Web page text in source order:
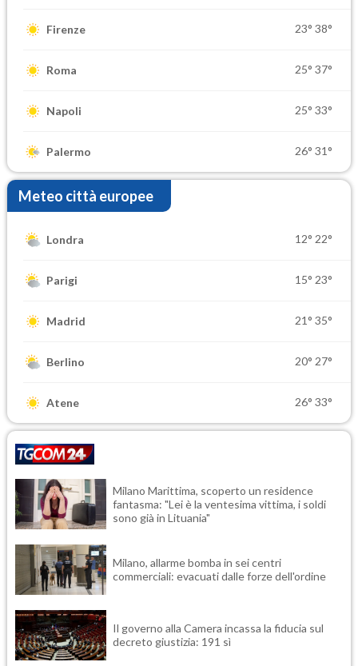
Firenze 23° 38°
Roma 25° 37°
Napoli 25° 33°
Palermo 26° 31°
Meteo città europee
Londra 12° 22°
Parigi 15° 23°
Madrid 21° 35°
Berlino 20° 27°
Atene 26° 33°
Milano Marittima, scoperto un residence
fantasma: "Lei è la ventesima vittima, i soldi
sono già in Lituania"
Milano, allarme bomba in sei centri
commerciali: evacuati dalle forze dell'ordine
Il governo alla Camera incassa la fiducia sul
decreto giustizia: 191 sì